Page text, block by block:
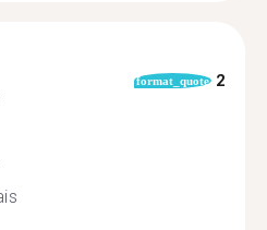
format_quote 2